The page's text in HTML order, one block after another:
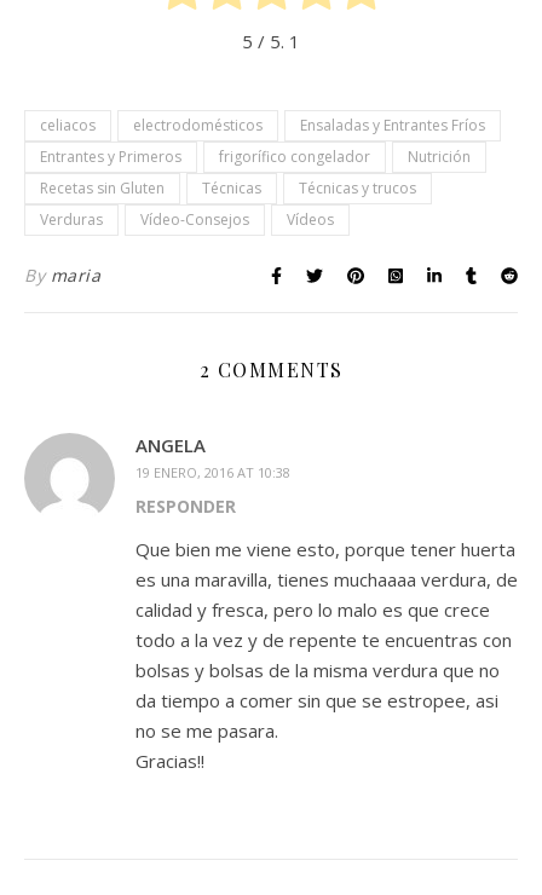
5 / 5. 1
celiacos electrodomésticos
Ensaladas y Entrantes Fríos
Entrantes y Primeros
frigorífico congelador
Nutrición
Recetas sin Gluten
Técnicas
Técnicas y trucos
Verduras
Vídeo-Consejos Vídeos
By maria
2 COMMENTS
ANGELA
19 ENERO, 2016 AT 10:38
RESPONDER
Que bien me viene esto, porque tener huerta
es una maravilla, tienes muchaaaa verdura, de
calidad y fresca, pero lo malo es que crece
todo a la vez y de repente te encuentras con
bolsas y bolsas de la misma verdura que no
da tiempo a comer sin que se estropee, asi
no se me pasara.
Gracias!!